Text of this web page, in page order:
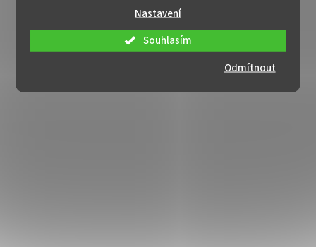
Nastavení
Odmítnout
Souhlasím